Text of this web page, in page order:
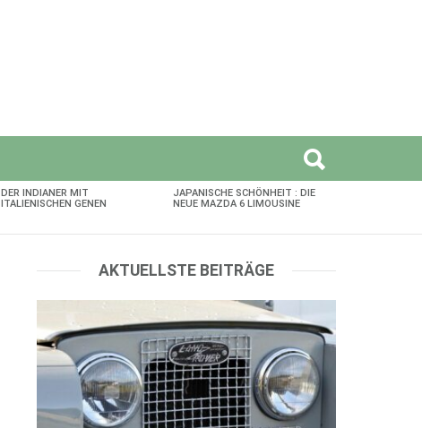
DER INDIANER MIT
ITALIENISCHEN GENEN
JAPANISCHE SCHÖNHEIT : DIE
NEUE MAZDA 6 LIMOUSINE
AKTUELLSTE BEITRÄGE